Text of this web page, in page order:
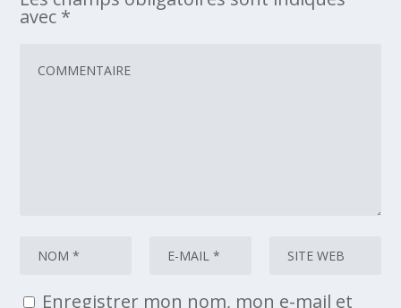
avec *
Enregistrer mon nom, mon e-mail et